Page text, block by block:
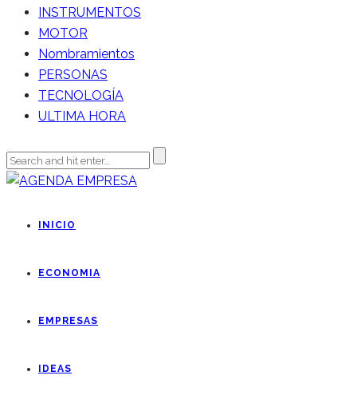
INSTRUMENTOS
MOTOR
Nombramientos
PERSONAS
TECNOLOGÍA
ULTIMA HORA
INICIO
ECONOMIA
EMPRESAS
IDEAS